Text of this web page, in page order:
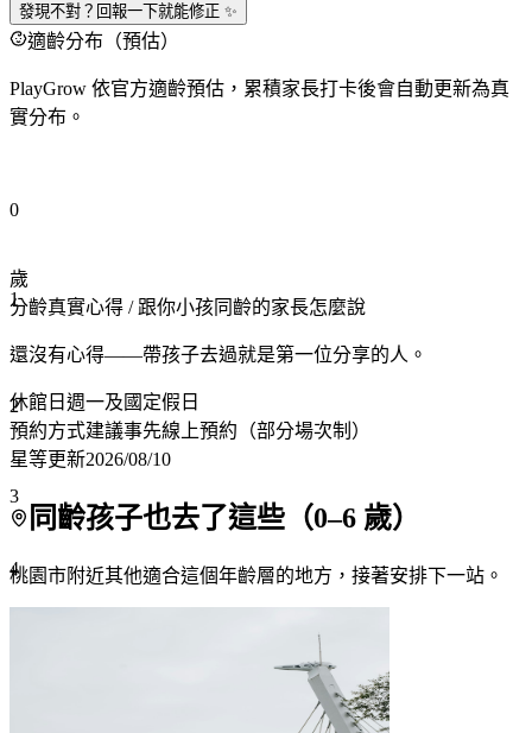
發現不對？回報一下就能修正 ✨
適齡分布（預估）
PlayGrow 依官方適齡預估，累積家長打卡後會自動更新為真
實分布。
0
1
2
3
4
歲
分齡真實心得 / 跟你小孩同齡的家長怎麼說
還沒有心得——帶孩子去過就是第一位分享的人。
休館日 週一及國定假日
預約方式建議事先線上預約（部分場次制）
星等更新2026/08/10
同齡孩子也去了這些（0–6 歲）
桃園市附近其他適合這個年齡層的地方，接著安排下一站。